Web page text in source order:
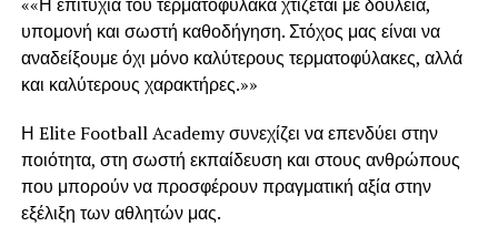
υπομονή και σωστή καθοδήγηση. Στόχος μας είναι να
αναδείξουμε όχι μόνο καλύτερους τερματοφύλακες, αλλά
και καλύτερους χαρακτήρες.»»
Η Elite Football Academy συνεχίζει να επενδύει στην
ποιότητα, στη σωστή εκπαίδευση και στους ανθρώπους
που μπορούν να προσφέρουν πραγματική αξία στην
εξέλιξη των αθλητών μας.